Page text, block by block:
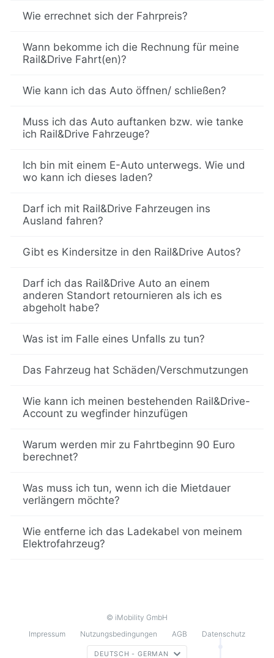
Wie errechnet sich der Fahrpreis?
Wann bekomme ich die Rechnung für meine
Rail&Drive Fahrt(en)?
Wie kann ich das Auto öffnen/ schließen?
Muss ich das Auto auftanken bzw. wie tanke
ich Rail&Drive Fahrzeuge?
Ich bin mit einem E-Auto unterwegs. Wie und
wo kann ich dieses laden?
Darf ich mit Rail&Drive Fahrzeugen ins
Ausland fahren?
Gibt es Kindersitze in den Rail&Drive Autos?
Darf ich das Rail&Drive Auto an einem
anderen Standort retournieren als ich es
abgeholt habe?
Was ist im Falle eines Unfalls zu tun?
Das Fahrzeug hat Schäden/Verschmutzungen
Wie kann ich meinen bestehenden Rail&Drive-
Account zu wegfinder hinzufügen
Warum werden mir zu Fahrtbeginn 90 Euro
berechnet?
Was muss ich tun, wenn ich die Mietdauer
verlängern möchte?
Wie entferne ich das Ladekabel von meinem
Elektrofahrzeug?
© iMobility GmbH
Impressum
Nutzungsbedingungen AGB Datenschutz
DEUTSCH - GERMAN